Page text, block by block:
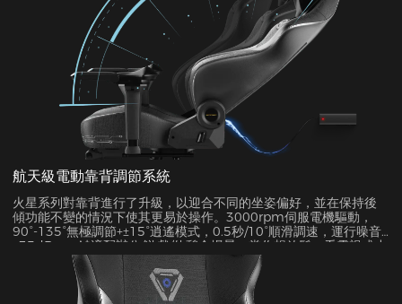
航天級電動靠背調節系統
火星系列對靠背進行了升級，以迎合不同的坐姿偏好，並在保持後
傾功能不變的情況下使其更易於操作。3000rpm伺服電機驅動，
90°-135°無極調節+±15°逍遙模式，0.5秒/10°順滑調速，運行噪音
<35dB，一鍵適配辦公/遊戲/休憩全場景，當你想放鬆、看電視或小
憩時，開啟搖擺功能是最理想的選擇。